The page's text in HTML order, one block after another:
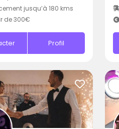
jusqu’à 180 kms
de 300€
Profil